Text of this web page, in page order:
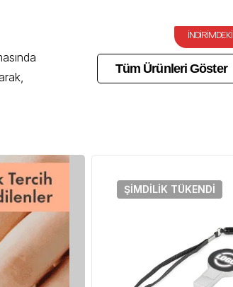
Tüm Ürünleri Göster
INDIRIMDEKI
ŞIMDILIK TÜKENDI